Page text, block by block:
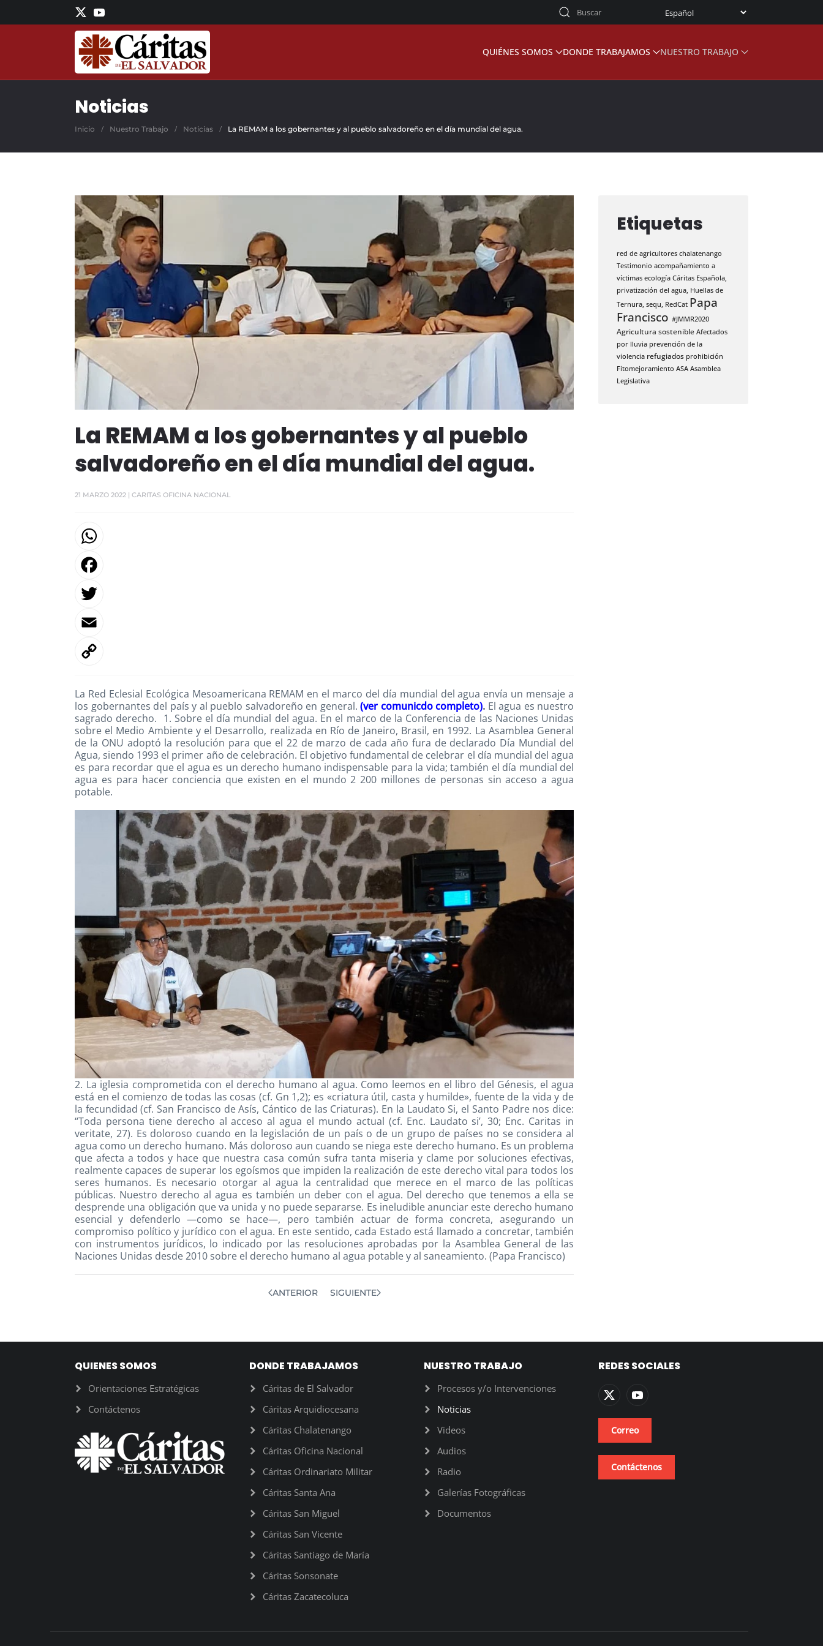
Skip to main content
QUIÉNES SOMOS DONDE TRABAJAMOS NUESTRO TRABAJO
Noticias
Inicio Nuestro Trabajo Noticias La REMAM a los gobernantes y al pueblo salvadoreño en el día mundial del agua.
La REMAM a los gobernantes y al pueblo
salvadoreño en el día mundial del agua.
21 MARZO 2022 | CARITAS OFICINA NACIONAL
La Red Eclesial Ecológica Mesoamericana REMAM en el marco del día mundial del agua envía un mensaje a
los gobernantes del país y al pueblo salvadoreño en general. (ver comunicdo completo). El agua es nuestro
sagrado derecho. 1. Sobre el día mundial del agua. En el marco de la Conferencia de las Naciones Unidas
sobre el Medio Ambiente y el Desarrollo, realizada en Río de Janeiro, Brasil, en 1992. La Asamblea General
de la ONU adoptó la resolución para que el 22 de marzo de cada año fura de declarado Día Mundial del
Agua, siendo 1993 el primer año de celebración. El objetivo fundamental de celebrar el día mundial del agua
es para recordar que el agua es un derecho humano indispensable para la vida; también el día mundial del
agua es para hacer conciencia que existen en el mundo 2 200 millones de personas sin acceso a agua
potable.
2. La iglesia comprometida con el derecho humano al agua. Como leemos en el libro del Génesis, el agua
está en el comienzo de todas las cosas (cf. Gn 1,2); es «criatura útil, casta y humilde», fuente de la vida y de
la fecundidad (cf. San Francisco de Asís, Cántico de las Criaturas). En la Laudato Si, el Santo Padre nos dice:
“Toda persona tiene derecho al acceso al agua el mundo actual (cf. Enc. Laudato si’, 30; Enc. Caritas in
veritate, 27). Es doloroso cuando en la legislación de un país o de un grupo de países no se considera al
agua como un derecho humano. Más doloroso aun cuando se niega este derecho humano. Es un problema
que afecta a todos y hace que nuestra casa común sufra tanta miseria y clame por soluciones efectivas,
realmente capaces de superar los egoísmos que impiden la realización de este derecho vital para todos los
seres humanos. Es necesario otorgar al agua la centralidad que merece en el marco de las políticas
públicas. Nuestro derecho al agua es también un deber con el agua. Del derecho que tenemos a ella se
desprende una obligación que va unida y no puede separarse. Es ineludible anunciar este derecho humano
esencial y defenderlo —como se hace—, pero también actuar de forma concreta, asegurando un
compromiso político y jurídico con el agua. En este sentido, cada Estado está llamado a concretar, también
con instrumentos jurídicos, lo indicado por las resoluciones aprobadas por la Asamblea General de las
Naciones Unidas desde 2010 sobre el derecho humano al agua potable y al saneamiento. (Papa Francisco)
ANTERIOR SIGUIENTE
Etiquetas
red de agricultores chalatenango
Testimonio acompañamiento a
víctimas ecología Cáritas Española,
privatización del agua, Huellas de
Ternura, sequ, RedCat Papa
Francisco #JMMR2020
Agricultura sostenible Afectados
por lluvia prevención de la
violencia refugiados prohibición
Fitomejoramiento ASA Asamblea
Legislativa
QUIENES SOMOS
Orientaciones Estratégicas
Contáctenos
DONDE TRABAJAMOS
Cáritas de El Salvador
Cáritas Arquidiocesana
Cáritas Chalatenango
Cáritas Oficina Nacional
Cáritas Ordinariato Militar
Cáritas Santa Ana
Cáritas San Miguel
Cáritas San Vicente
Cáritas Santiago de María
Cáritas Sonsonate
Cáritas Zacatecoluca
NUESTRO TRABAJO
Procesos y/o Intervenciones
Noticias
Videos
Audios
Radio
Galerías Fotográficas
Documentos
REDES SOCIALES
Correo
Contáctenos